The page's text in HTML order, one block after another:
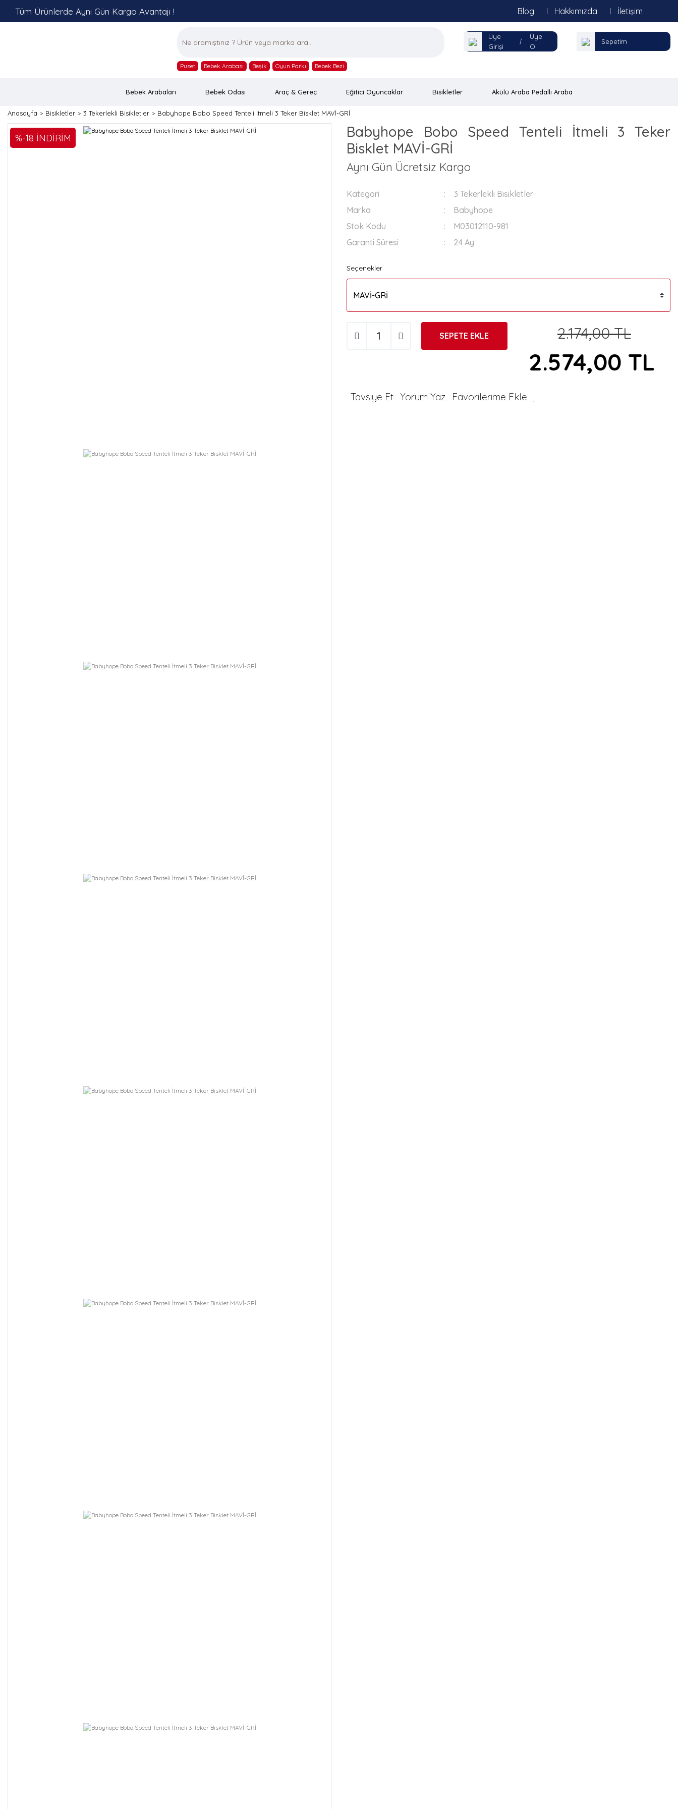
Tüm Ürünlerde Aynı Gün Kargo Avantajı ! Blog Hakkımızda İletişim
Puset Bebek Arabası Beşik Oyun Parkı Bebek Bezi
Üye
Girişi
|
Üye
Ol
Sepetim
Bebek Arabaları Bebek Odası Araç & Gereç Eğitici Oyuncaklar Bisikletler Akülü Araba Pedallı Araba
Anasayfa Bisikletler 3 Tekerlekli Bisikletler Babyhope Bobo Speed Tenteli İtmeli 3 Teker Bisklet MAVİ-GRİ
Babyhope Bobo Speed Tenteli İtmeli 3 Teker
Bisklet MAVİ-GRİ
Aynı Gün Ücretsiz Kargo
Kategori
3 Tekerlekli Bisikletler
Marka
Babyhope
Stok Kodu
M03012110-981
Garanti Süresi
24 Ay
Seçenekler
SEPETE EKLE
%-18 İNDİRİM
2.174,00 TL
2.574,00 TL
Tavsiye Et Yorum Yaz